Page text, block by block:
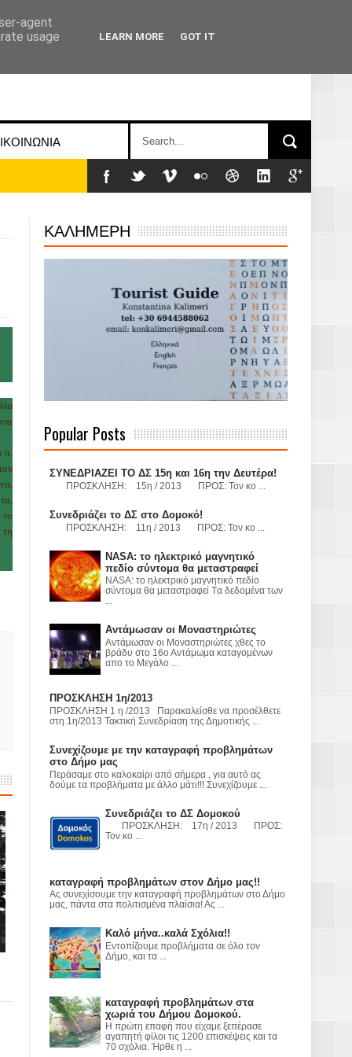
με σκοπό
ΧΥΤΑ»
ΚΑΛΗΜΕΡΗ
Popular Posts
ΣΥΝΕΔΡΙΑΖΕΙ ΤΟ ΔΣ 15η και 16η την Δευτέρα!
ΠΡΟΣΚΛΗΣΗ: 15η / 2013 ΠΡΟΣ: Τον κο ...
Συνεδριάζει το ΔΣ στο Δομοκό!
ΠΡΟΣΚΛΗΣΗ: 11η / 2013 ΠΡΟΣ: Τον κο ...
NASA: το ηλεκτρικό μαγνητικό
πεδίο σύντομα θα μεταστραφεί
NASA: το ηλεκτρικό μαγνητικό πεδίο
σύντομα θα μεταστραφεί Tα δεδομένα των
Αντάμωσαν οι Μοναστηριώτες
Αντάμωσαν οι Μοναστηριώτες χθες το
βράδυ στο 16ο Αντάμωμα καταγομένων
απο το Μεγάλο ...
ΠΡΟΣΚΛΗΣΗ 1η/2013
ΠΡΟΣΚΛΗΣΗ 1 η /2013 Παρακαλείσθε να προσέλθετε
στη 1η/2013 Τακτική Συνεδρίαση της Δημοτικής ...
Συνεχίζουμε με την καταγραφή προβλημάτων
στο Δήμο μας
Περάσαμε στο καλοκαίρι από σήμερα , για αυτό ας
δούμε τα προβλήματα με άλλο μάτι!!! Συνεχίζουμε ...
Συνεδριάζει το ΔΣ Δομοκού
ΠΡΟΣΚΛΗΣΗ: 17η / 2013 ΠΡΟΣ:
Τον κο ...
καταγραφή προβλημάτων στον Δήμο μας!!
Ας συνεχίσουμε την καταγραφή προβλημάτων στο Δήμο
μας, πάντα στα πολιτισμένα πλαίσια! Ας ...
Καλό μήνα..καλά Σχόλια!!
Εντοπίζουμε προβλήματα σε όλο τον
Δήμο, και τα ...
καταγραφή προβλημάτων στα
χωριά του Δήμου Δομοκού.
Η πρώτη επαφή που είχαμε ξεπέρασε
αγαπητή φίλοι τις 1200 επισκέψεις και τα
70 σχόλια. Ήρθε η ...
agent
usage
LEARN MORE GOT IT